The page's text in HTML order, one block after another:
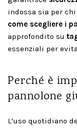
indossa sia per
come scegliere i
approfondito su
essenziali per
Perché è
pannolone
L’uso quotidiano